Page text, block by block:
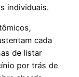
individuais.
cada
de listar
por trás de